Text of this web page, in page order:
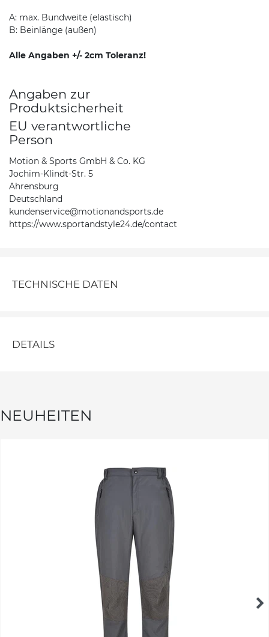
A: max. Bundweite (elastisch)
B: Beinlänge (außen)
Alle Angaben +/- 2cm Toleranz!
Angaben zur
Produktsicherheit
EU verantwortliche
Person
Motion & Sports GmbH & Co. KG
Jochim-Klindt-Str. 5
Ahrensburg
Deutschland
kundenservice@motionandsports.de
https://www.sportandstyle24.de/contact
TECHNISCHE DATEN
DETAILS
NEUHEITEN